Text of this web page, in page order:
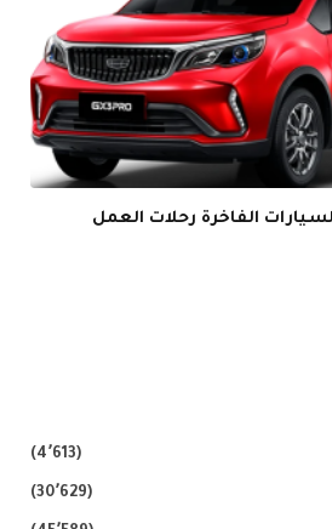
الفاخرة رحلات العمل
(4٬613)
(30٬629)